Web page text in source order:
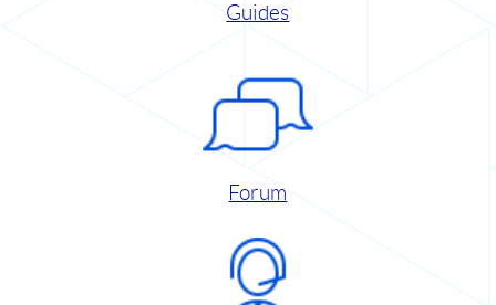
Guides
Forum